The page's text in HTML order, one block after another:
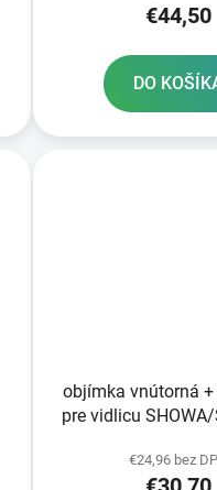
€44,50
DO
objímka vnútorná
pre vidlicu
€24,96 bez